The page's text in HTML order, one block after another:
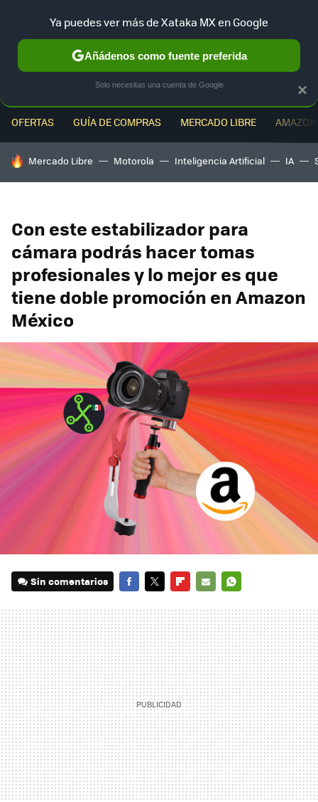
OFERTAS GUÍA DE COMPRAS MERCADO LIBRE
HOY SE HABLA DE
Mercado Libre Motorola Inteligencia Artificial IA
Con este estabilizador para
cámara podrás hacer tomas
profesionales y lo mejor es que
tiene doble promoción en Amazon
México
Sin comentarios
MAIL
×
Ya puedes ver más de Xataka MX en Google
Añádenos como fuente preferida
Solo necesitas una cuenta de Google